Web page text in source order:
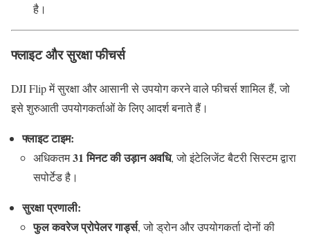
है।
फ्लाइट और सुरक्षा फीचर्स
DJI Flip में सुरक्षा और आसानी से उपयोग करने वाले फीचर्स शामिल हैं, जो
इसे शुरुआती उपयोगकर्ताओं के लिए आदर्श बनाते हैं।
फ्लाइट टाइम:
अधिकतम31 मिनट की उड़ान अवधि, जो इंटेलिजेंट बैटरी सिस्टम द्वारा
सपोर्टेड है।
सुरक्षा प्रणाली:
फुल कवरेज प्रोपेलर गार्ड्स, जो ड्रोन और उपयोगकर्ता दोनों की